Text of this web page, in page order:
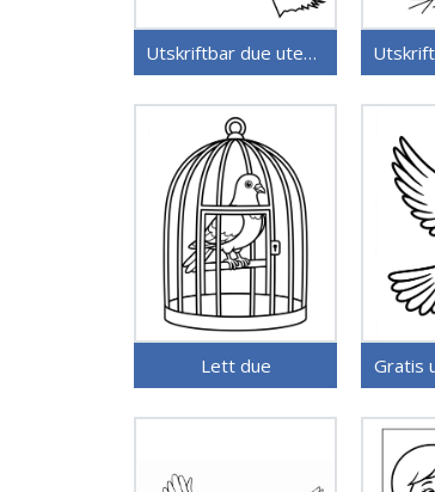
Utskriftbar due uten kostnad
Lett due Gratis